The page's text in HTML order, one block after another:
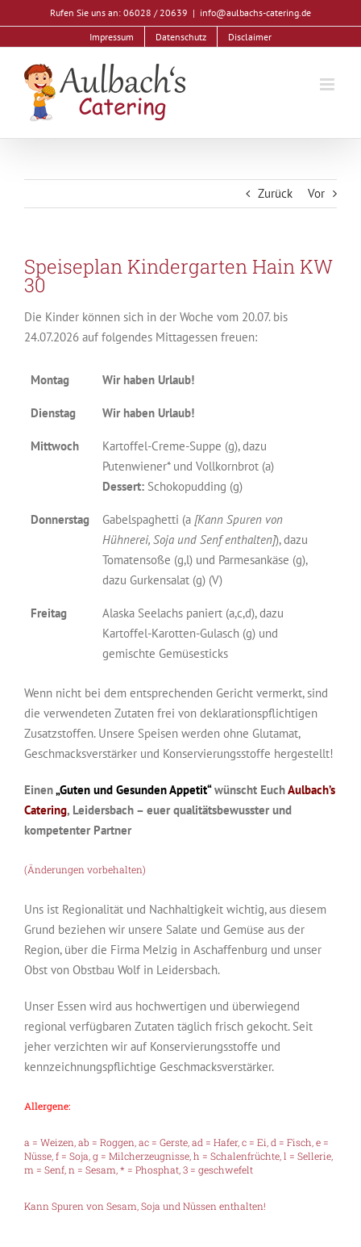
Inhalt
springen
Rufen Sie uns an: 06028 / 20639 | info@aulbachs-catering.de
Impressum
Datenschutz Disclaimer
Zurück Vor
Speiseplan Kindergarten Hain KW
30
Die Kinder können sich in der Woche vom 20.07. bis
24.07.2026 auf folgendes Mittagessen freuen:
Montag Wir haben Urlaub!
Dienstag Wir haben Urlaub!
Mittwoch
Kartoffel-Creme-Suppe (g), dazu
Putenwiener* und Vollkornbrot (a)
Dessert: Schokopudding (g)
Donnerstag Gabelspaghetti (a [Kann Spuren von
Hühnerei, Soja und Senf enthalten]), dazu
Tomatensoße (g,l) und Parmesankäse (g),
dazu Gurkensalat (g) (V)
Freitag
Alaska Seelachs paniert (a,c,d), dazu
Kartoffel-Karotten-Gulasch (g) und
gemischte Gemüsesticks
Wenn nicht bei dem entsprechenden Gericht vermerkt, sind
die verwendeten Zutaten frei von deklarationspflichtigen
Zusatzstoffen. Unsere Speisen werden ohne Glutamat,
Geschmacksverstärker und Konservierungsstoffe hergestellt!
Einen„Guten und Gesunden Appetit“wünscht EuchAulbach’s
Catering, Leidersbach – euer qualitätsbewusster und
kompetenter Partner
(Änderungen vorbehalten)
Uns ist Regionalität und Nachhaltigkeit wichtig, aus diesem
Grund beziehen wir unsere Salate und Gemüse aus der
Region, über die Firma Melzig in Aschaffenburg und unser
Obst von Obstbau Wolf in Leidersbach.
Unser Essen wird aus hochwertigen und überwiegend
regional verfügbaren Zutaten täglich frisch gekocht. Seit
jeher verzichten wir auf Konservierungsstoffe und
kennzeichnungspflichtige Geschmacksverstärker.
Allergene:
a = Weizen, ab = Roggen, ac = Gerste, ad = Hafer, c = Ei, d = Fisch, e =
Nüsse, f = Soja, g = Milcherzeugnisse, h = Schalenfrüchte, l = Sellerie,
m = Senf, n = Sesam, * = Phosphat, 3 = geschwefelt
Kann Spuren von Sesam, Soja und Nüssen enthalten!